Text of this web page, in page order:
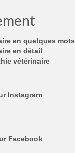
en quelques mots
en détail
vétérinaire
Instagram
Facebook